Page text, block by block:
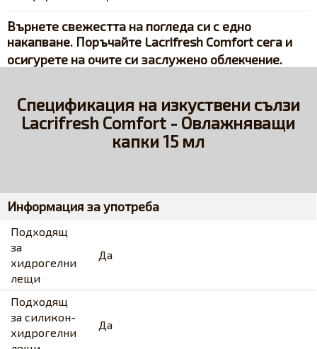
Върнете свежестта на погледа си с едно
накапване. Поръчайте Lacrifresh Comfort сега и
осигурете на очите си заслужено облекчение.
Спецификация на изкуствени сълзи
Lacrifresh Comfort - Овлажняващи
капки 15 мл
Информация за употреба
Подходящ
за
хидрогелни
лещи
Да
Подходящ
за силикон-
хидрогелни
Да